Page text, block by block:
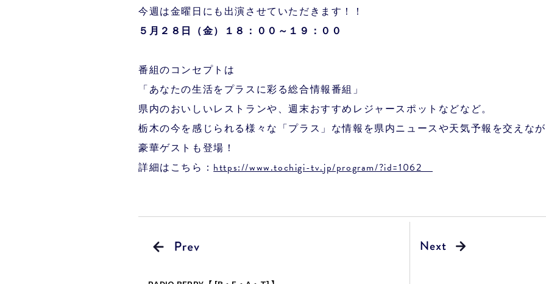
今週は金曜日にも出演させていただきます！！
５月２８ 日（金）１８：００～１９：００
番組のコンセプトは
「あなたの生活をプラスに彩る総合情報番組」
県内のおいしいレストランや、週末おすすめレジャースポットなどなど。
栃木の今を感じられる様々な「プラス」な情報を県内ニュースや天気予報を交えな
豪華ゲストも登場！
詳細はこちら：https://www.tochigi-tv.jp/program/?id=1062